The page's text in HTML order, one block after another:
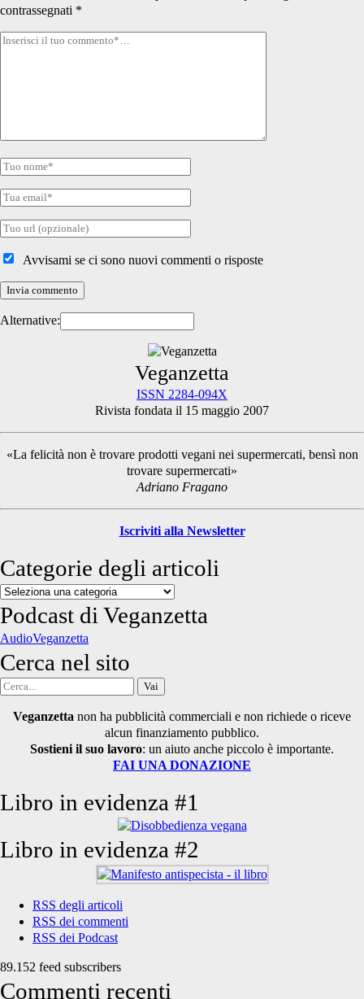
contrassegnati *
Tuo
Tuo
Tua
Tuo
internetAvvisami se ci sono nuovi commenti o risposte
Alternative:
Sidebar
Veganzetta
ISSN 2284-094X
Rivista fondata il 15 maggio 2007
«La felicità non è trovare prodotti vegani nei supermercati, bensì non
trovare supermercati»
Adriano Fragano
Iscriviti alla Newsletter
Categorie degli articoli
Categorie
degli
articoli
Podcast di Veganzetta
AudioVeganzetta
Cerca nel sito
Cerca
Veganzetta non ha pubblicità commerciali e non richiede o riceve
alcun finanziamento pubblico.
Sostieni il suo lavoro: un aiuto anche piccolo è importante.
FAI UNA DONAZIONE
Libro in evidenza #1
Libro in evidenza #2
RSS degli articoli
RSS dei commenti
RSS dei Podcast
89.152 feed subscribers
Commenti recenti